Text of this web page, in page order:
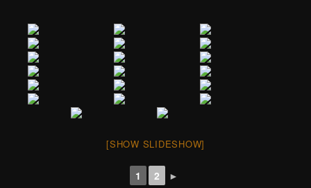
[SHOW SLIDESHOW]
1 2 ►